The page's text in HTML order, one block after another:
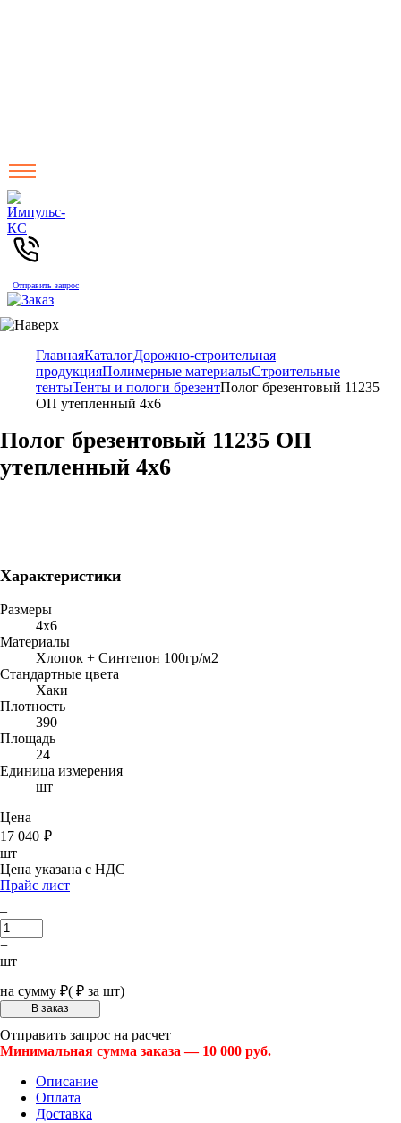
Отправить запрос
ГлавнаяКаталогДорожно-строительная
продукцияПолимерные материалыСтроительные
тентыТенты и пологи брезентПолог брезентовый 11235
ОП утепленный 4х6
Полог брезентовый 11235 ОП
утепленный 4х6
Характеристики
Размеры
4х6
Материалы
Хлопок + Синтепон 100гр/м2
Стандартные цвета
Хаки
Плотность
390
Площадь
24
Единица измерения
шт
Цена
17 040 ₽
шт
Цена указана с НДС
Прайс лист
–
+
шт
на сумму ₽( ₽ за шт)
Отправить запрос на расчет
Минимальная сумма заказа — 10 000 руб.
Описание
Оплата
Доставка